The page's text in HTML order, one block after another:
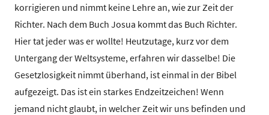
korrigieren und nimmt keine Lehre an, wie zur Zeit der
Richter. Nach dem Buch Josua kommt das Buch Richter.
Hier tat jeder was er wollte! Heutzutage, kurz vor dem
Untergang der Weltsysteme, erfahren wir dasselbe! Die
Gesetzlosigkeit nimmt überhand, ist einmal in der Bibel
aufgezeigt. Das ist ein starkes Endzeitzeichen! Wenn
jemand nicht glaubt, in welcher Zeit wir uns befinden und